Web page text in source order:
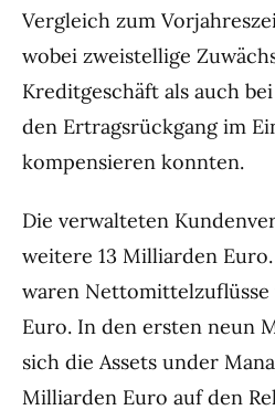
Vergleich zum
wobei zweistellige
Kreditgeschäft als auch
den Ertragsrückgang im
kompensieren konnten.
Die verwalteten
weitere 13 Milliarden
waren
Euro. In den ersten neun
sich die Assets under
Milliarden Euro auf den